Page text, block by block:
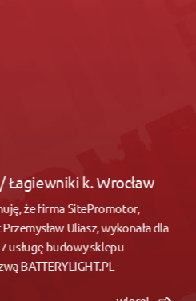
Łagiewniki k. Wrocław
że firma SitePromotor,
Uliasz, wykonała dla
usługę budowy sklepu
BATTERYLIGHT.PL